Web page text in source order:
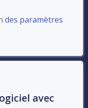
des paramètres
avec